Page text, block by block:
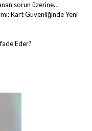
sorun üzerine…
Kart Güvenliğinde Yeni
Eder?